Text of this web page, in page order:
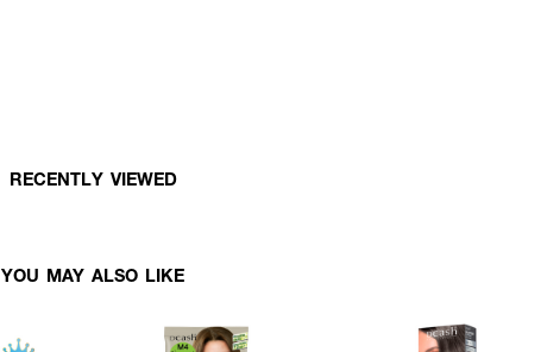
RECENTLY VIEWED
YOU MAY ALSO LIKE